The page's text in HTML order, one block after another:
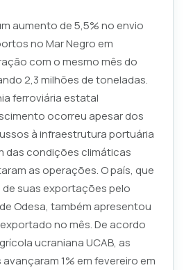
aumento de 5,5% no envio
no Mar Negro em
com o mesmo mês do
2,3 milhões de toneladas.
ferroviária estatal
ocorreu apesar dos
à infraestrutura portuária
das condições climáticas
as operações. O país, que
suas exportações pelo
Odesa, também apresentou
no mês. De acordo
ucraniana UCAB, as
1% em fevereiro em